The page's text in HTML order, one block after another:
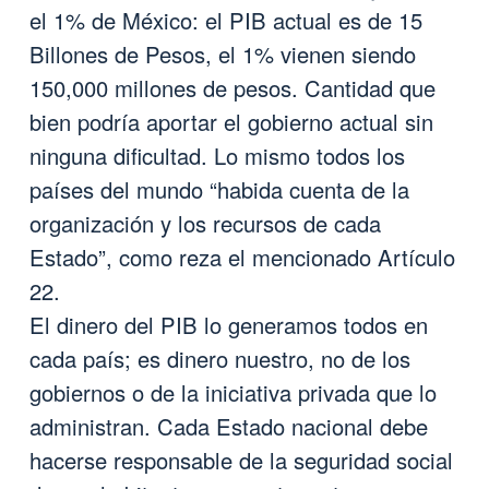
el 1% de México: el PIB actual es de 15
Billones de Pesos, el 1% vienen siendo
150,000 millones de pesos. Cantidad que
bien podría aportar el gobierno actual sin
ninguna dificultad. Lo mismo todos los
países del mundo “habida cuenta de la
organización y los recursos de cada
Estado”, como reza el mencionado Artículo
22.
El dinero del PIB lo generamos todos en
cada país; es dinero nuestro, no de los
gobiernos o de la iniciativa privada que lo
administran. Cada Estado nacional debe
hacerse responsable de la seguridad social